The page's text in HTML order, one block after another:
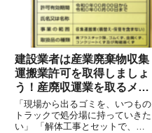
建設業者は産業廃棄物収集
運搬業許可を取得しましょ
う！産廃収運業を取るメリ
ットをまるっと解説
「現場から出るゴミを、いつもの
トラックで処分場に持っていきた
い」 「解体工事とセットで、運